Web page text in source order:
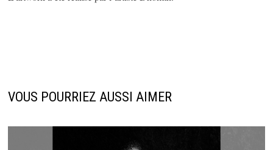
VOUS POURRIEZ AUSSI AIMER